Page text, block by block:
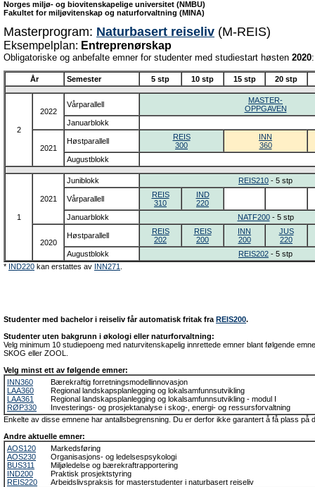
Norges miljø- og biovitenskapelige universitet (NMBU)
Fakultet for miljøvitenskap og naturforvaltning (MINA)
Masterprogram: Naturbasert reiseliv (M-REIS)
Eksempelplan: Entreprenørskap
Obligatoriske og anbefalte emner for studenter med studiestart høsten 2020:
År Semester 5 stp 10 stp 15 stp 20 stp
2
2022
Vårparallell
MASTER-
OPPGAVEN
Januarblokk
2021
Høstparallell
REIS
300
INN
360
Augustblokk
1
2021
Juniblokk REIS210 - 5 stp
Vårparallell
REIS
310
IND
220
Januarblokk
NATF200- 5 stp
2020
Høstparallell
REIS
202
REIS
200
INN
200
JUS
220
Augustblokk
REIS202 - 5 stp
* IND220 kan erstattes av INN271
Studenter med bachelor i reiseliv får automatisk fritak fra REIS200.
Studenter uten bakgrunn i økologi eller naturforvaltning:
Velg minimum 10 studiepoeng med naturvitenskapelig innrettede emner blant følgende
SKOG eller ZOOL.
Velg minst ett av følgende emner:
INN360
Bærekraftig forretningsmodellinnovasjon
LAA360
Regional landskapsplanlegging og lokalsamfunnsutvikling
LAA361
Regional landskapsplanlegging og lokalsamfunnsutvikling - modul I
RØP330
Investerings- og prosjektanalyse i skog-, energi- og ressursforvaltning
Enkelte av disse emnene har antallsbegrensning. Du er derfor ikke garantert å få plass på
Andre aktuelle emner:
AOS120
Markedsføring
AOS230
Organisasjons- og ledelsespsykologi
BUS311
Miljøledelse og bærekraftrapportering
IND200
Praktisk prosjektstyring
REIS220
Arbeidslivspraksis for masterstudenter i naturbasert reiseliv